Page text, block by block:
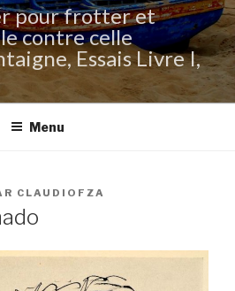
pour frotter et
contre celle
Essais Livre I,
Menu
CLAUDIOFZA